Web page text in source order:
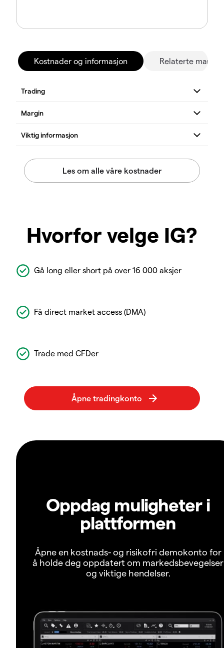
Kostnader og informasjon Relaterte
Hvorfor velge IG?
Gå long eller short på over 16 000 aksjer
Få direct market access (DMA)
Trade med CFDer
Oppdag muligheter i
plattformen
Åpne en kostnads- og risikofri demokonto for
å holde deg oppdatert om markedsbevegelser
og viktige hendelser.